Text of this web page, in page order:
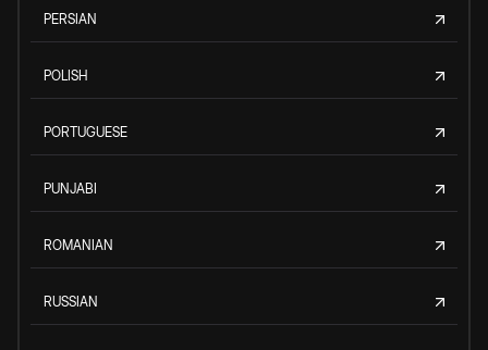
PERSIAN
POLISH
PORTUGUESE
PUNJABI
ROMANIAN
RUSSIAN